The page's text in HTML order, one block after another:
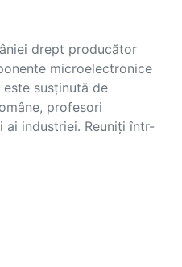
drept producător
microelectronice
susținută de
profesori
ai industriei. Reuniți într-